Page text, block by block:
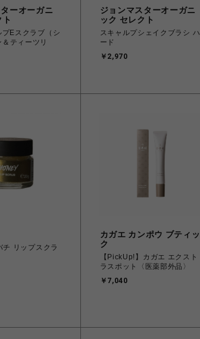
ーオーガニ
プEスクラブ（シ
ティーツリ
ジョンマスターオーガニ
ック セレクト
スキャルプシェイクブラシ ハ
ード
￥2,970
チ リップスクラ
カガエ カンポウ ブティッ
ク
【PickUp!】カガエ エクスト
ラスポット〈医薬部外品〉
￥7,040